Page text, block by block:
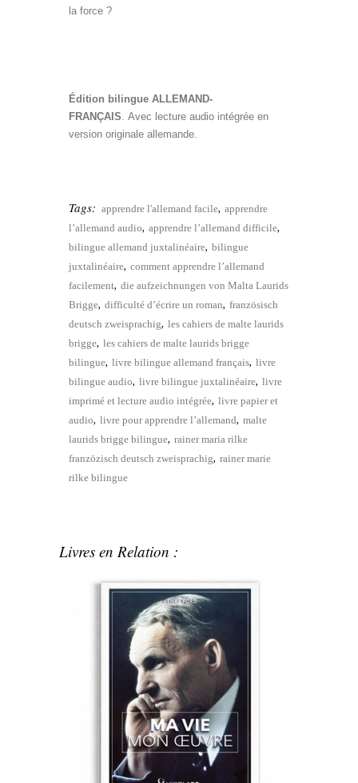
la force ?
Édition bilingue ALLEMAND-
FRANÇAIS . Avec lecture audio intégrée en
version originale allemande.
Tags: apprendre l'allemand facile, apprendre
l’allemand audio, apprendre l’allemand difficile,
bilingue allemand juxtalinéaire, bilingue
juxtalinéaire, comment apprendre l’allemand
facilement, die aufzeichnungen von Malta Laurids
Brigge, difficulté d’écrire un roman, französisch
deutsch zweisprachig, les cahiers de malte laurids
brigge, les cahiers de malte laurids brigge
bilingue, livre bilingue allemand français, livre
bilingue audio, livre bilingue juxtalinéaire, livre
imprimé et lecture audio intégrée, livre papier et
audio, livre pour apprendre l’allemand, malte
laurids brigge bilingue, rainer maria rilke
franzözisch deutsch zweisprachig, rainer marie
rilke bilingue
Livres en Relation :